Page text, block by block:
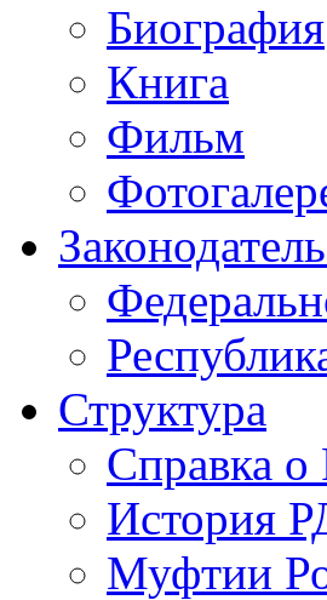
Биография
Книга
Фильм
Структура
Справка
История
Муфтии